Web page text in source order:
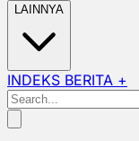
LAINNYA
INDEKS BERITA +